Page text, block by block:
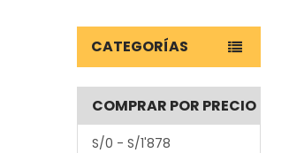
CATEGORÍAS
COMPRAR POR PRECIO
S/0 - S/1'878